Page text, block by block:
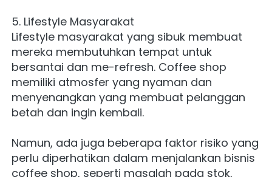
5. Lifestyle Masyarakat
Lifestyle masyarakat yang sibuk membuat
mereka membutuhkan tempat untuk
bersantai dan me-refresh. Coffee shop
memiliki atmosfer yang nyaman dan
menyenangkan yang membuat pelanggan
betah dan ingin kembali.
Namun, ada juga beberapa faktor risiko yang
perlu diperhatikan dalam menjalankan bisnis
coffee shop, seperti masalah pada stok,